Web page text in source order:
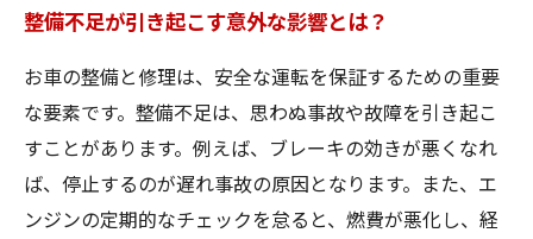
整備不足が引き起こす意外な影響とは？
お車の整備と修理は、安全な運転を保証するための重要
な要素です。整備不足は、思わぬ事故や故障を引き起こ
すことがあります。例えば、ブレーキの効きが悪くなれ
ば、停止するのが遅れ事故の原因となります。また、エ
ンジンの定期的なチェックを怠ると、燃費が悪化し、経